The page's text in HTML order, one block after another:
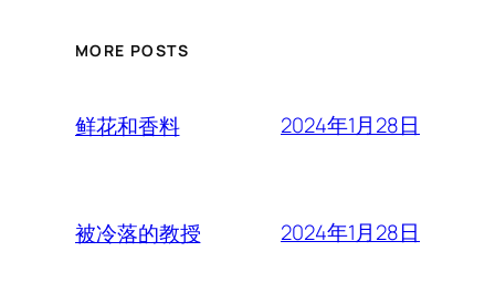
MORE POSTS
鲜花和香料 2024年1月28日
被冷落的教授 2024年1月28日